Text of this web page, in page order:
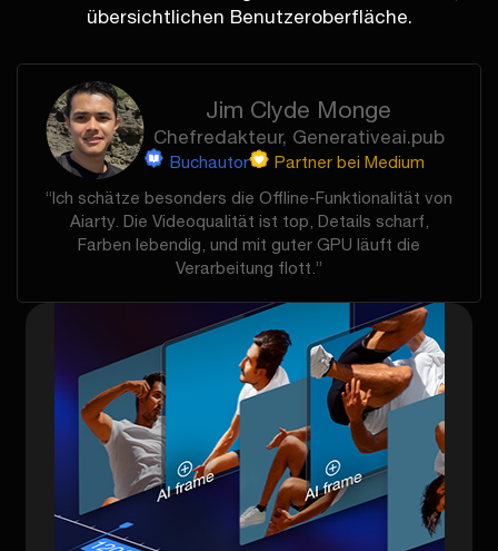
übersichtlichen Benutzeroberfläche.
Jim Clyde Monge
Chefredakteur, Generativeai.pub
Buchautor
Partner bei Medium
“Ich schätze besonders die Offline-Funktionalität von
Aiarty. Die Videoqualität ist top, Details scharf,
Farben lebendig, und mit guter GPU läuft die
Verarbeitung flott.”